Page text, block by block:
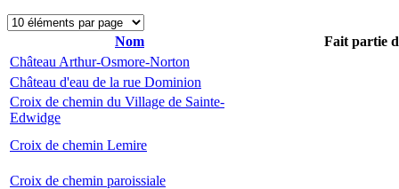
Nom
Fait partie
Château Arthur-Osmore-Norton
Château d'eau de la rue Dominion
Croix de chemin du Village de Sainte-
Edwidge
Croix de chemin Lemire
Croix de chemin paroissiale